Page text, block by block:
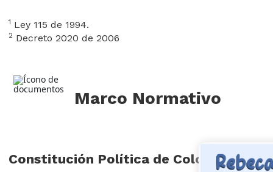
1 Ley 115 de 1994.
2 Decreto 2020 de 2006
Marco Normativo
Constitución Política de Colombia